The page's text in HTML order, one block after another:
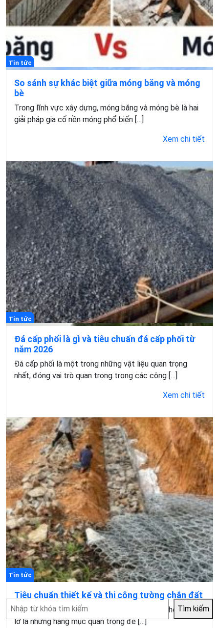
Tin tức
So sánh sự khác biệt giữa móng băng và móng
bè
Trong lĩnh vực xây dựng, móng băng và móng bè là hai
giải pháp gia cố nền móng phổ biến […]
Xem chi tiết
Tin tức
Đá cấp phối là gì và tiêu chuẩn đá cấp phối từ
năm 2026
Đá cấp phối là một trong những vật liệu quan trọng
nhất, đóng vai trò quan trọng trong các công […]
Xem chi tiết
Tin tức
Tiêu chuẩn thiết kế và thi công tường chắn đất
Trong xây dựng, xử lý chênh lệch cao độ và chống sạt
lở là những hạng mục quan trọng để […]
Tìm
Tìm kiếm